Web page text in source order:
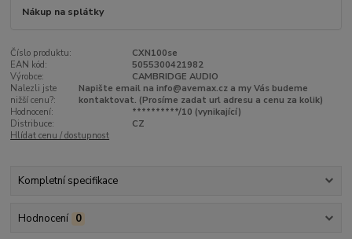
Nákup na splátky
Číslo produktu:
CXN100se
EAN kód:
5055300421982
Výrobce:
CAMBRIDGE AUDIO
Nalezli jste
nižší cenu?:
Napište email na info@avemax.cz a my Vás budeme
kontaktovat. (Prosíme zadat url adresu a cenu za kolik)
Hodnocení:
**********/10 (vynikající)
Distribuce:
CZ
Hlídat cenu / dostupnost
Kompletní specifikace
Hodnocení 0